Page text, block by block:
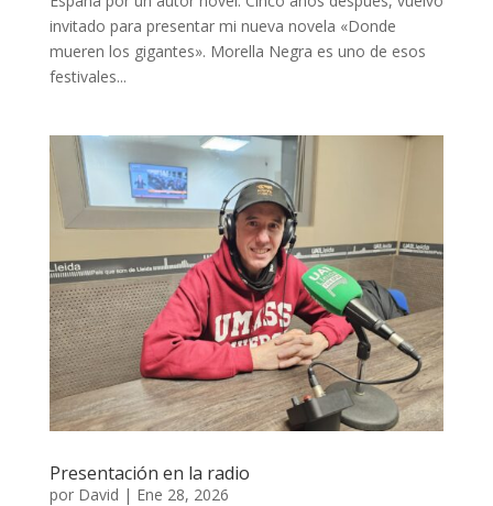
invitado para presentar mi nueva novela «Donde
mueren los gigantes». Morella Negra es uno de esos
festivales...
Presentación en la radio
por David | Ene 28, 2026